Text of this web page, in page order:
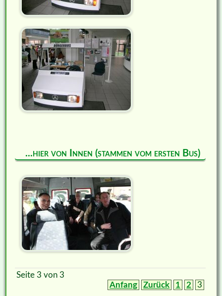
...hier von Innen (stammen vom ersten Bus)
Seite 3 von 3
Anfang
Zurück 1 2 3